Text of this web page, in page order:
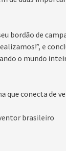
bordão de
e
o mundo
que conecta de
brasileiro